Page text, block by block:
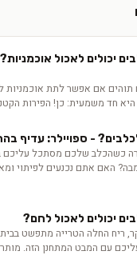
יכולים לאכול
אם אפשר לתת אוכמניות
חד משמעית: כן! הפירות
ויטמינים ומינרלים חיוניים
בתוך האוכמניות. בואו נגלה
שלהם.
- ספויילר: עדיף
כשהכלב שלכם מסתכל עליכם
האם אתם נכנעים לפיתוי
התזונתיות וההשלכות
מדוע החטיף הזה, למרות
לחיית המחמד שלכם בטווח
בריאות יותר שיגרמו לזנב
יכולים לאכול לחם?
ריח החלה הטרייה מתפשט
עם המבט המתחנן הזה.